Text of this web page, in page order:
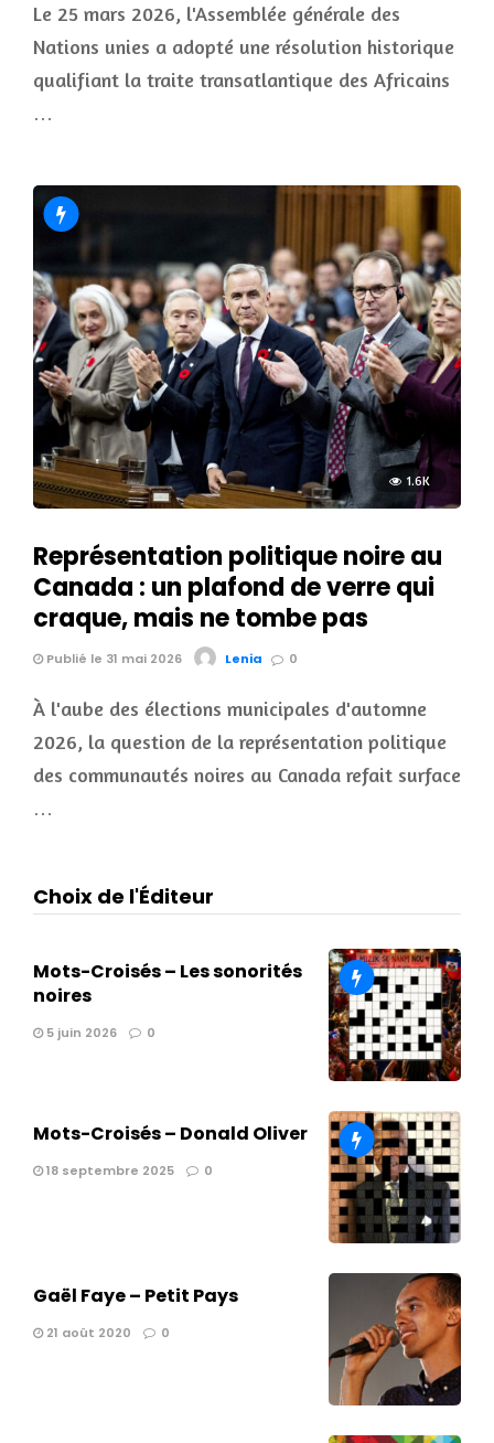
Le 25 mars 2026, l'Assemblée générale des
Nations unies a adopté une résolution historique
qualifiant la traite transatlantique des Africains
…
1.6K
Représentation politique noire au
Canada : un plafond de verre qui
craque, mais ne tombe pas
Publié le 31 mai 2026 Lenia 0
À l'aube des élections municipales d'automne
2026, la question de la représentation politique
des communautés noires au Canada refait surface
…
Choix de l'Éditeur
Mots-Croisés – Les sonorités
noires
5 juin 2026 0
Mots-Croisés – Donald Oliver
18 septembre 2025 0
Gaël Faye – Petit Pays
21 août 2020 0